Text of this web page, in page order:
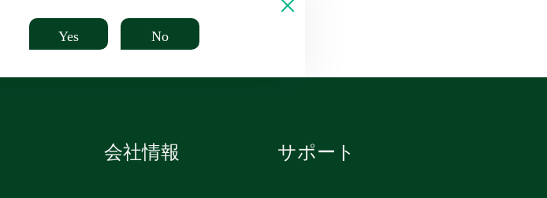
Yes No
会社情報 サポート